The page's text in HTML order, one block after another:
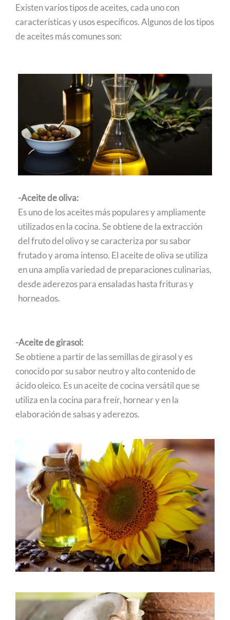
Existen varios tipos de aceites, cada uno con
características y usos específicos. Algunos de los tipos
de aceites más comunes son:
-Aceite de oliva:
Es uno de los aceites más populares y ampliamente
utilizados en la cocina. Se obtiene de la extracción
del fruto del olivo y se caracteriza por su sabor
frutado y aroma intenso. El aceite de oliva se utiliza
en una amplia variedad de preparaciones culinarias,
desde aderezos para ensaladas hasta frituras y
horneados.
-Aceite de girasol:
Se obtiene a partir de las semillas de girasol y es
conocido por su sabor neutro y alto contenido de
ácido oleico. Es un aceite de cocina versátil que se
utiliza en la cocina para freír, hornear y en la
elaboración de salsas y aderezos.